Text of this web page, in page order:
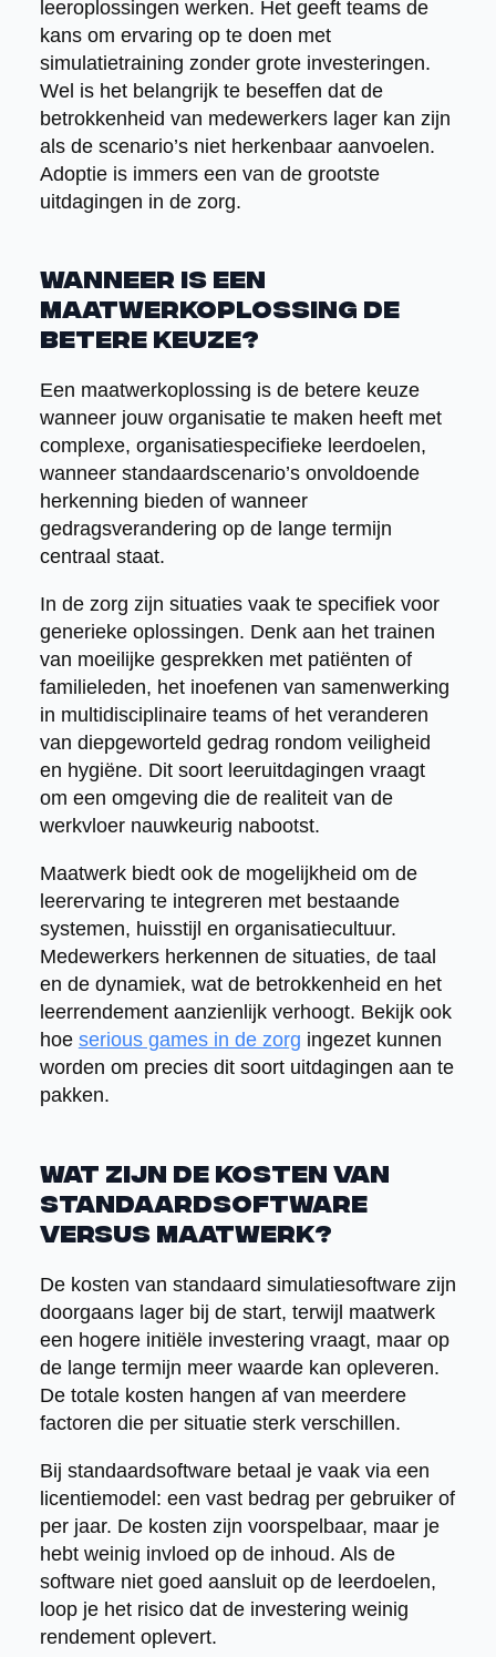
leeroplossingen werken. Het geeft teams de
kans om ervaring op te doen met
simulatietraining zonder grote investeringen.
Wel is het belangrijk te beseffen dat de
betrokkenheid van medewerkers lager kan zijn
als de scenario’s niet herkenbaar aanvoelen.
Adoptie is immers een van de grootste
uitdagingen in de zorg.
Wanneer is een
maatwerkoplossing de
betere keuze?
Een maatwerkoplossing is de betere keuze
wanneer jouw organisatie te maken heeft met
complexe, organisatiespecifieke leerdoelen,
wanneer standaardscenario’s onvoldoende
herkenning bieden of wanneer
gedragsverandering op de lange termijn
centraal staat.
In de zorg zijn situaties vaak te specifiek voor
generieke oplossingen. Denk aan het trainen
van moeilijke gesprekken met patiënten of
familieleden, het inoefenen van samenwerking
in multidisciplinaire teams of het veranderen
van diepgeworteld gedrag rondom veiligheid
en hygiëne. Dit soort leeruitdagingen vraagt
om een omgeving die de realiteit van de
werkvloer nauwkeurig nabootst.
Maatwerk biedt ook de mogelijkheid om de
leerervaring te integreren met bestaande
systemen, huisstijl en organisatiecultuur.
Medewerkers herkennen de situaties, de taal
en de dynamiek, wat de betrokkenheid en het
leerrendement aanzienlijk verhoogt. Bekijk ook
hoe serious games in de zorg ingezet kunnen
worden om precies dit soort uitdagingen aan te
pakken.
Wat zijn de kosten van
standaardsoftware
versus maatwerk?
De kosten van standaard simulatiesoftware zijn
doorgaans lager bij de start, terwijl maatwerk
een hogere initiële investering vraagt, maar op
de lange termijn meer waarde kan opleveren.
De totale kosten hangen af van meerdere
factoren die per situatie sterk verschillen.
Bij standaardsoftware betaal je vaak via een
licentiemodel: een vast bedrag per gebruiker of
per jaar. De kosten zijn voorspelbaar, maar je
hebt weinig invloed op de inhoud. Als de
software niet goed aansluit op de leerdoelen,
loop je het risico dat de investering weinig
rendement oplevert.